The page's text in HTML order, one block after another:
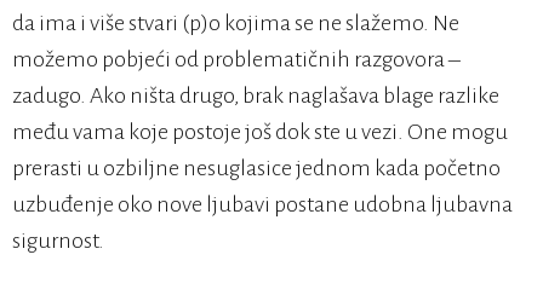
da ima i više stvari (p)o kojima se ne slažemo. Ne
možemo pobjeći od problematičnih razgovora –
zadugo. Ako ništa drugo, brak naglašava blage razlike
među vama koje postoje još dok ste u vezi. One mogu
prerasti u ozbiljne nesuglasice jednom kada početno
uzbuđenje oko nove ljubavi postane udobna ljubavna
sigurnost.